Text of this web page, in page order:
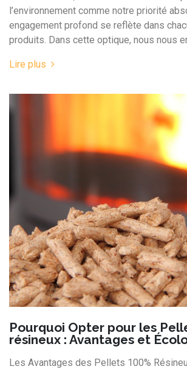
l’environnement comme notre priorité
engagement profond se reflète dans
produits. Dans cette optique, nous nous
Lire plus
Pourquoi Opter pour les
résineux : Avantages et
Les Avantages des Pellets 100%